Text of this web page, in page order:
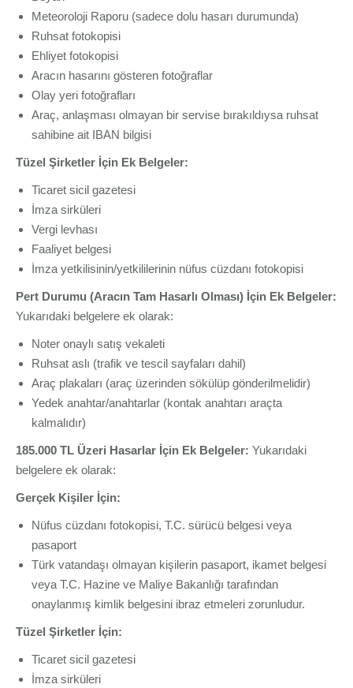
Meteoroloji Raporu (sadece dolu hasarı durumunda)
Ruhsat fotokopisi
Ehliyet fotokopisi
Aracın hasarını gösteren fotoğraflar
Olay yeri fotoğrafları
Araç, anlaşması olmayan bir servise bırakıldıysa ruhsat
sahibine ait IBAN bilgisi
Tüzel Şirketler İçin Ek Belgeler:
Ticaret sicil gazetesi
İmza sirküleri
Vergi levhası
Faaliyet belgesi
İmza yetkilisinin/yetkililerinin nüfus cüzdanı fotokopisi
Pert Durumu (Aracın Tam Hasarlı Olması) İçin Ek Belgeler:
Yukarıdaki belgelere ek olarak:
Noter onaylı satış vekaleti
Ruhsat aslı (trafik ve tescil sayfaları dahil)
Araç plakaları (araç üzerinden sökülüp gönderilmelidir)
Yedek anahtar/anahtarlar (kontak anahtarı araçta
kalmalıdır)
185.000 TL Üzeri Hasarlar İçin Ek Belgeler: Yukarıdaki
belgelere ek olarak:
Gerçek Kişiler İçin:
Nüfus cüzdanı fotokopisi, T.C. sürücü belgesi veya
pasaport
Türk vatandaşı olmayan kişilerin pasaport, ikamet belgesi
veya T.C. Hazine ve Maliye Bakanlığı tarafından
onaylanmış kimlik belgesini ibraz etmeleri zorunludur.
Tüzel Şirketler İçin:
Ticaret sicil gazetesi
İmza sirküleri